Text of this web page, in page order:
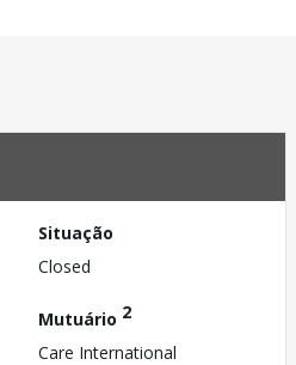
Situação
Closed
Mutuário 2
Care International